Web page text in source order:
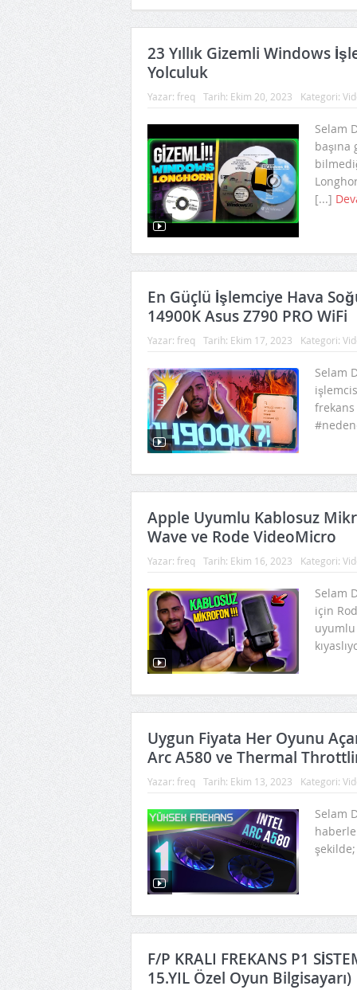
23 Yıllık Gizemli Windows
Yolculuk
Yazar: freq Tarih: Ekim 20, 2023 Kategori:
Selam
[...]
En Güçlü İşlemciye Hava
14900K Asus Z790 PRO WiFi
Yazar: freq Tarih: Ekim 17, 2023 Kategori:
Selam
Apple Uyumlu Kablosuz
Wave ve Rode VideoMicro
Yazar: freq Tarih: Ekim 16, 2023 Kategori:
Selam
için
Uygun Fiyata Her Oyunu
Arc A580 ve Thermal
Yazar: freq Tarih: Ekim 13, 2023 Kategori:
Selam
F/P KRALI FREKANS P1
15.YIL Özel Oyun Bilgisayarı)